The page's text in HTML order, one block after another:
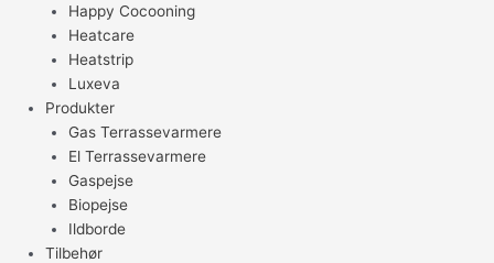
Happy Cocooning
Heatcare
Heatstrip
Luxeva
Produkter
Gas Terrassevarmere
El Terrassevarmere
Gaspejse
Biopejse
Ildborde
Tilbehør